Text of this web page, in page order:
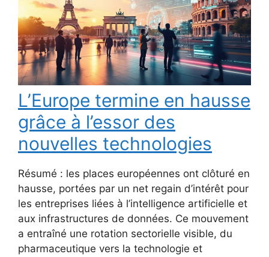
L’Europe termine en hausse
grâce à l’essor des
nouvelles technologies
Résumé : les places européennes ont clôturé en
hausse, portées par un net regain d’intérêt pour
les entreprises liées à l’intelligence artificielle et
aux infrastructures de données. Ce mouvement
a entraîné une rotation sectorielle visible, du
pharmaceutique vers la technologie et